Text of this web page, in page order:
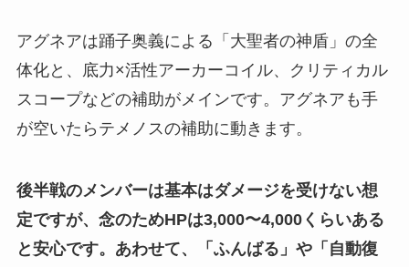
アグネアは踊子奥義による「大聖者の神盾」の全
体化と、底力×活性アーカーコイル、クリティカル
スコープなどの補助がメインです。アグネアも手
が空いたらテメノスの補助に動きます。
後半戦のメンバーは基本はダメージを受けない想
定ですが、念のためHPは3,000〜4,000くらいある
と安心です。あわせて、「ふんばる」や「自動復